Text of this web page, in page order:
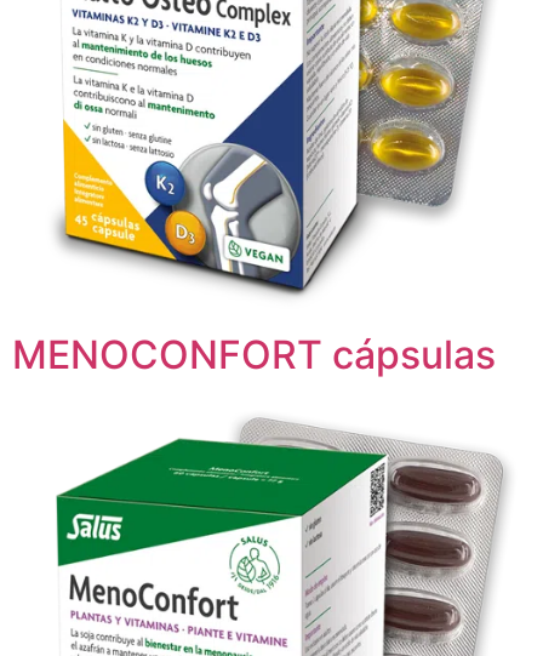
MENOCONFORT cápsulas